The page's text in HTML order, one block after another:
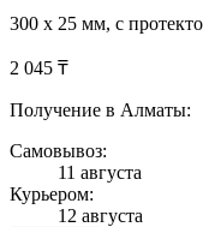
300 х 25 мм, с
2 045 ₸
Получение в Алматы:
Самовывоз:
11 августа
Курьером:
12 августа